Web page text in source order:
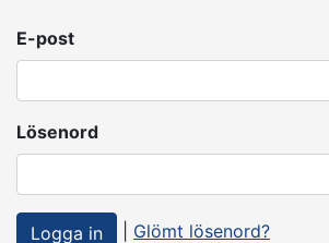
E-post
Lösenord
Glömt lösenord?